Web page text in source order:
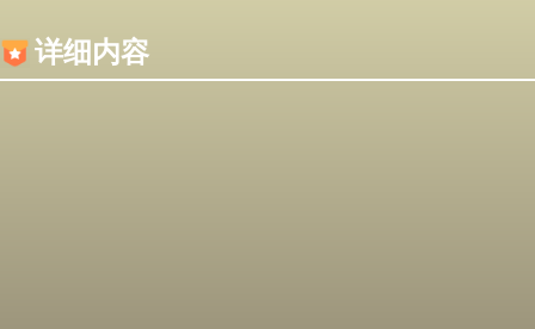
详细内容